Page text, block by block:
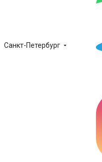
Санкт-Петербург